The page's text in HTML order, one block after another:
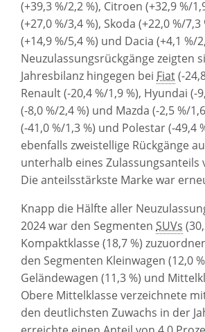
(+39,3 %/2,2 %), Citroen (+32,9 %/
(+27,0 %/3,4 %), Skoda (+22,0 %/7,3
(+14,9 %/5,4 %) und Dacia (+4,1 %/
Neuzulassungsrückgänge zeigten
Jahresbilanz hingegen bei Fiat(-
Renault(-20,4 %/1,9 %), Hyundai (-
(-8,0 %/2,4 %) und Mazda (-2,5 %/
(-41,0 %/1,3 %) und Polestar (-49,4
ebenfalls zweistellige Rückgänge
unterhalb eines Zulassungsanteils
Die anteilsstärkste Marke war
Knapp die Hälfte aller
2024 war den Segmenten SUVs
Kompaktklasse (18,7 %)
den Segmenten Kleinwagen (12,0
Geländewagen (11,3 %) und
Obere Mittelklasse verzeichnete
den deutlichsten Zuwachs in der